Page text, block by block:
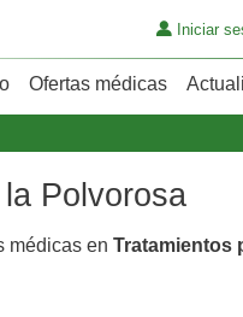
Iniciar
Ofertas médicas
Polvorosa
médicas en Tratamientos